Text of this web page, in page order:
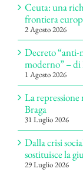
Ceuta: una
frontiera
2 Agosto 2026
Decreto “anti-
moderno” – di
1 Agosto 2026
La
Braga
31 Luglio 2026
Dalla crisi
sostituisce la
29 Luglio 2026